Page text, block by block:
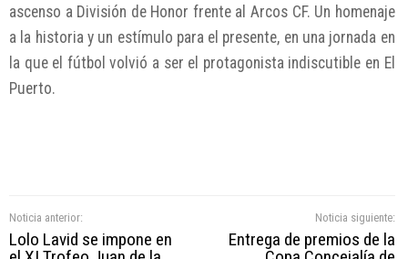
ascenso a División de Honor frente al Arcos CF. Un homenaje
a la historia y un estímulo para el presente, en una jornada en
la que el fútbol volvió a ser el protagonista indiscutible en El
Puerto.
Noticia anterior:
Lolo Lavid se impone en
Noticia siguiente:
Entrega de premios de la